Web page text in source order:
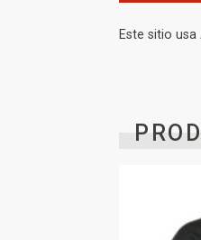
Este sitio